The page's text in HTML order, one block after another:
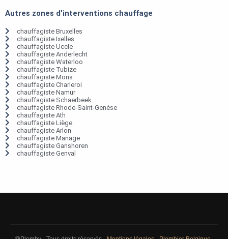
Autres zones d'interventions chauffage
chauffagiste Bruxelles
chauffagiste Ixelles
chauffagiste Uccle
chauffagiste Anderlecht
chauffagiste Waterloo
chauffagiste Tubize
chauffagiste Mons
chauffagiste Charleroi
chauffagiste Namur
chauffagiste Schaerbeek
chauffagiste Rhode-Saint-Genèse
chauffagiste Ath
chauffagiste Liège
chauffagiste Arlon
chauffagiste Manage
chauffagiste Ganshoren
chauffagiste Genval